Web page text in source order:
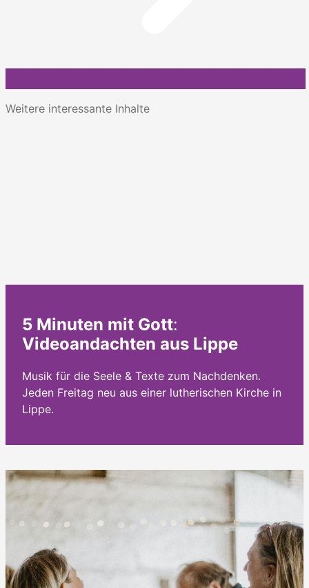
Weitere interessante Inhalte
5 Minuten mit Gott:
Videoandachten aus Lippe
Musik für die Seele & Texte zum Nachdenken.
Jeden Freitag neu aus einer lutherischen Kirche in
Lippe.